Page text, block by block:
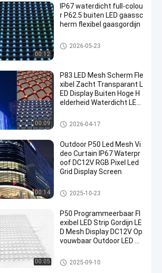
00:12
IP67 waterdicht full-colou
r P62.5 buiten LED gaassc
herm flexibel gaasgordijn
LED -maasscherm
2026-05-23
00:09
P83 LED Mesh Scherm Fle
xibel Zacht Transparant L
ED Display Buiten Hoge H
elderheid Waterdicht LED
uwgevel Media Muur Podi
um Achtergrond Reclame
LED -maasscherm
2026-04-17
00:14
Outdoor P50 Led Mesh Vi
deo Curtain IP67 Waterpr
oof DC12V RGB Pixel Led
Grid Display Screen
LED -maasscherm
2025-10-23
00:05
P50 Programmeerbaar Fl
exibel LED Strip Gordijn LE
D Mesh Display DC12V Op
vouwbaar Outdoor LED Ne
LED -maasscherm
2025-09-10